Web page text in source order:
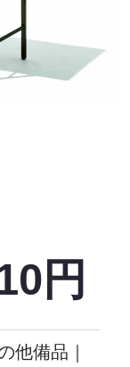
円
他備品 ｜